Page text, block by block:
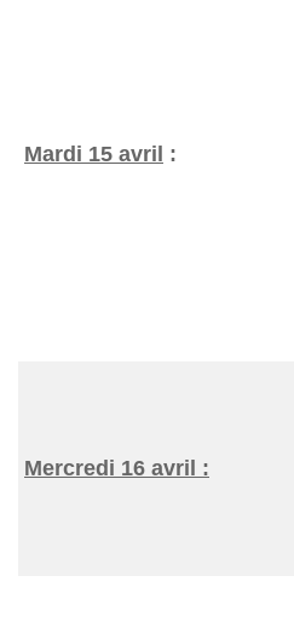
Mardi 15 avril :
Mercredi 16 avril :